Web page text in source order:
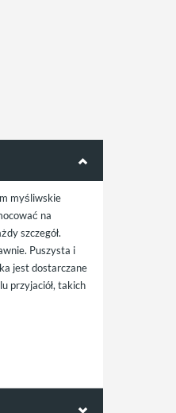
myśliwskie
na
szczegół.
Puszysta i
jest dostarczane
przyjaciół, takich